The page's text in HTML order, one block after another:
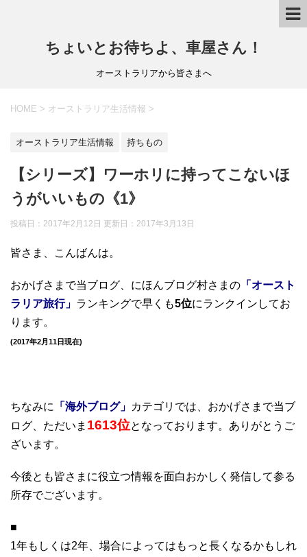
ちょいとお待ちよ、車屋さん！
オーストラリアから皆さまへ
HOME > オーストラリア生活情報 >
オーストラリア生活情報 持ちもの
【シリーズ】ワーホリに持ってこないほ
うがいいもの《1》
投稿日：2017年2月12日 更新日： 2017年3月13日
皆さま、こんばんは。
おかげさまで当ブログ、にほんブログ村さまの 「オースト
ラリア旅行」 ランキングで早くも5位にランクインしてお
ります。
(2017年2月11日現在)
ちなみに 「海外ブログ」 カテゴリでは、おかげさまで当ブ
ログ、ただいま 1613位となっております。ありがとうご
ざいます。
今後とも皆さまに役立つ情報を面白おかしく発信して参る
所存でございます。
■
1年もしくは2年、場合によってはもっと長くなるかもしれ